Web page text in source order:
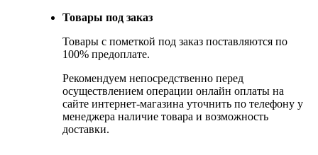
Товары под заказ
Товары с пометкой под заказ поставляются по
100% предоплате.
Рекомендуем непосредственно перед
осуществлением операции онлайн оплаты на
сайте интернет-магазина уточнить по телефону у
менеджера наличие товара и возможность
доставки.